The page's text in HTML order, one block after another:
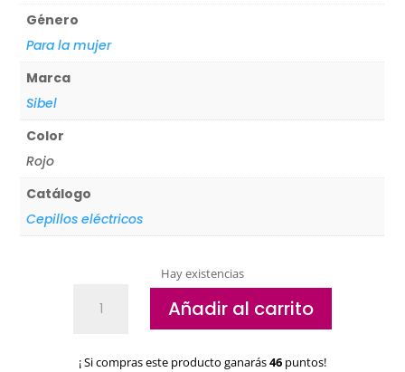
Género
Para la mujer
Marca
Sibel
Color
Rojo
Catálogo
Cepillos eléctricos
Hay existencias
alisador
D-
Añadir al carrito
¡ Si compras este producto ganarás46 puntos!